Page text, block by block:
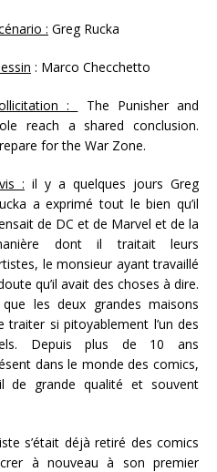
: Greg Rucka
: Marco Checchetto
:
The Punisher and
reach a shared conclusion.
for the War Zone.
: il y a quelques jours Greg
a exprimé tout le bien qu’il
de DC et de Marvel et de la
dont il traitait leurs
le monsieur ayant travaillé
qu’il avait des choses à dire.
les deux grandes maisons
traiter si pitoyablement l’un des
Depuis plus de 10 ans
dans le monde des comics,
grande qualité et souvent
s’était déjà retiré des comics
à nouveau à son premier